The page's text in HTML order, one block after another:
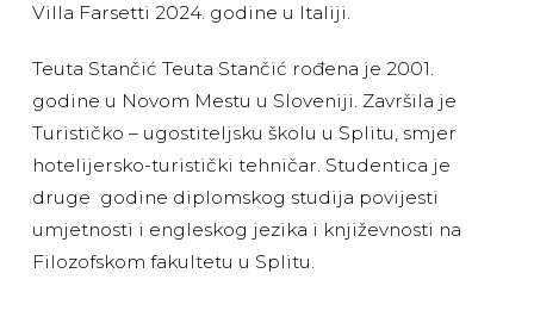
Villa Farsetti 2024. godine u Italiji.
Teuta Stančić Teuta Stančić rođena je 2001.
godine u Novom Mestu u Sloveniji. Završila je
Turističko – ugostiteljsku školu u Splitu, smjer
hotelijersko-turistički tehničar. Studentica je
druge godine diplomskog studija povijesti
umjetnosti i engleskog jezika i književnosti na
Filozofskom fakultetu u Splitu.